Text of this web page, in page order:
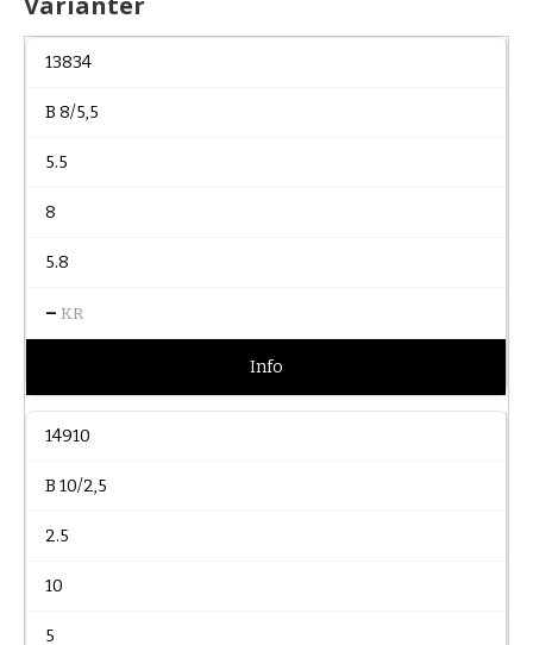
13834
B 8/5,5
5.5
8
5.8
– KR
Info
14910
B 10/2,5
2.5
10
5